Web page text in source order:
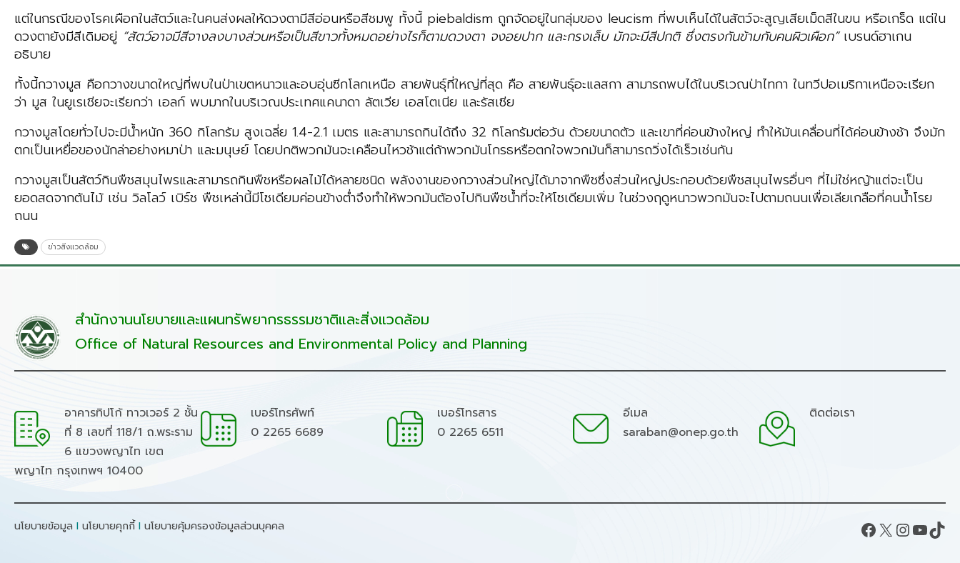
แต่ในกรณีของโรคเผือกในสัตว์และในคนส่งผลให้ดวงตามีสีอ่อนหรือสีชมพู ทั้งนี้ piebaldism ถูกจัดอยู่ในกลุ่มของ leucism ที่พบเห็นได้ในสัตว์จะสูญเสียเม็ดสีในขน หรือเกร็ด แต่ใน
ดวงตายังมีสีเดิมอยู่ “สัตว์อาจมีสีจางลงบางส่วนหรือเป็นสีขาวทั้งหมดอย่างไรก็ตามดวงตา จงอยปาก และกรงเล็บ มักจะมีสีปกติ ซึ่งตรงกันข้ามกับคนผิวเผือก”เบรนด์ฮาเกน
อธิบาย
ทั้งนี้กวางมูส คือกวางขนาดใหญ่ที่พบในป่าเขตหนาวและอบอุ่นซีกโลกเหนือ สายพันธุ์ที่ใหญ่ที่สุด คือ สายพันธุ์อะแลสกา สามารถพบได้ในบริเวณป่าไทกา ในทวีปอเมริกาเหนือจะเรียก
ว่า มูส ในยูเรเชียจะเรียกว่า เอลก์ พบมากในบริเวณประเทศแคนาดา ลัตเวีย เอสโตเนีย และรัสเซีย
กวางมูสโดยทั่วไปจะมีน้ำหนัก 360 กิโลกรัม สูงเฉลี่ย 1.4-2.1 เมตร และสามารถกินได้ถึง 32 กิโลกรัมต่อวัน ด้วยขนาดตัว และเขาที่ค่อนข้างใหญ่ ทำให้มันเคลื่อนที่ได้ค่อนข้างช้า จึงมัก
ตกเป็นเหยื่อของนักล่าอย่างหมาป่า และมนุษย์ โดยปกติพวกมันจะเคลือนไหวช้าแต่ถ้าพวกมันโกรธหรือตกใจพวกมันก็สามารถวิ่งได้เร็วเช่นกัน
กวางมูสเป็นสัตว์กินพืชสมุนไพรและสามารถกินพืชหรือผลไม้ได้หลายชนิด พลังงานของกวางส่วนใหญ่ได้มาจากพืชซึ่งส่วนใหญ่ประกอบด้วยพืชสมุนไพรอื่นๆ ที่ไม่ใช่หญ้าแต่จะเป็น
ยอดสดจากต้นไม้ เช่น วิลโลว์ เบิร์ช พืชเหล่านี้มีโซเดียมค่อนข้างต่ำจึงทำให้พวกมันต้องไปกินพืชน้ำที่จะให้โซเดียมเพิ่ม ในช่วงฤดูหนาวพวกมันจะไปตามถนนเพื่อเลียเกลือที่คนน้ำโรย
ถนน
ข่าวสิ่งแวดล้อม
สำนักงานนโยบายและแผนทรัพยากรธรรมชาติและสิ่งแวดล้อม
Office of Natural Resources and Environmental Policy and Planning
อาคารทิปโก้ ทาวเวอร์ 2 ชั้น
ที่ 8 เลขที่ 118/1 ถ.พระราม
6 แขวงพญาไท เขต
พญาไท กรุงเทพฯ 10400
เบอร์โทรศัพท์
0 2265 6689
เบอร์โทรสาร
0 2265 6511
อีเมล
saraban@onep.go.th
ติดต่อเรา
นโยบายข้อมูล I นโยบายคุกกี้ I นโยบายคุ้มครองข้อมูลส่วนบุคคล Facebook X InstagramYouTube TikTok